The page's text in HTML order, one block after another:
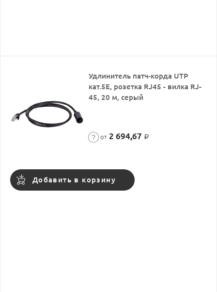
Удлинитель патч-корда UTP
кат.5E, розетка RJ45 - вилка RJ-
45, 20 м, серый
от 2 694,67 Р
Добавить в корзину